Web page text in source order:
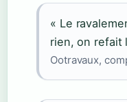
« Le
rien, on refait
Ootravaux,